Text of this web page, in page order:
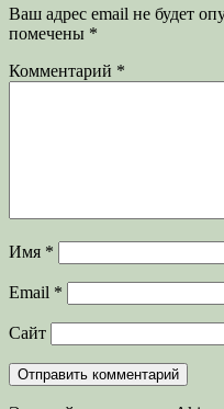
Ваш адрес email не будет
помечены *
Комментарий *
Имя *
Email *
Сайт